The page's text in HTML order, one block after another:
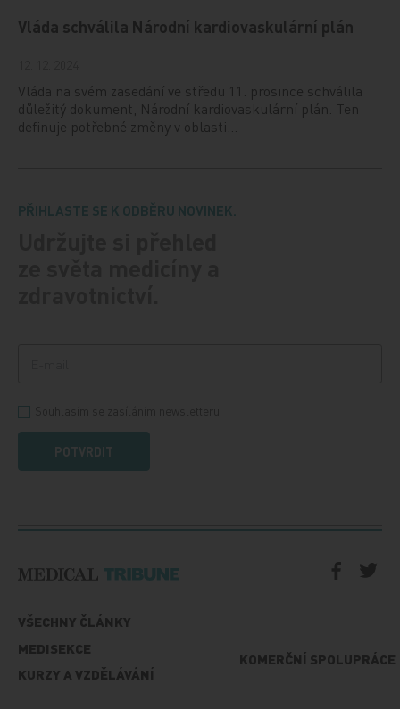
Vláda schválila Národní kardiovaskulární plán
Vláda na svém zasedání ve středu 11. prosince schválila
důležitý dokument, Národní kardiovaskulární plán. Ten
definuje potřebné změny v oblasti…
PŘIHLASTE SE K ODBĚRU NOVINEK.
POTVRDIT
VŠECHNY ČLÁNKY
MEDISEKCE
KURZY A VZDĚLÁVÁNÍ
KOMERČNÍ SPOLUPRÁCE